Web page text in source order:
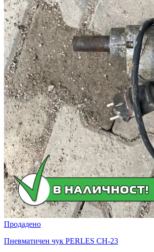
Продадено
Пневматичен чук PERLES CH-23